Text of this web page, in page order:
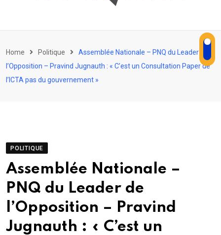
Home Politique
Assemblée Nationale – PNQ du Leader de
l’Opposition – Pravind Jugnauth : « C’est un Consultation Paper de
l’ICTA pas du gouvernement »
POLITIQUE
Assemblée Nationale –
PNQ du Leader de
l’Opposition – Pravind
Jugnauth : « C’est un